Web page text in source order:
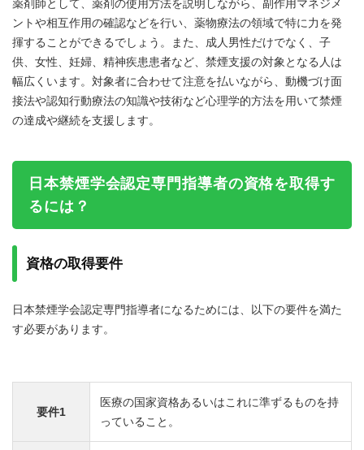
薬剤師として、薬剤の使用方法を説明しながら、副作用マネジメ
ントや相互作用の確認などを行い、薬物療法の領域で特に力を発
揮することができるでしょう。また、成人男性だけでなく、子
供、女性、妊婦、精神疾患患者など、禁煙支援の対象となる人は
幅広くいます。対象者に合わせて注意を払いながら、動機づけ面
接法や認知行動療法の知識や技術など心理学的方法を用いて禁煙
の達成や継続を支援します。
日本禁煙学会認定専門指導者の資格を取得す
るには？
資格の取得要件
日本禁煙学会認定専門指導者になるためには、以下の要件を満た
す必要があります。
要件1
医療の国家資格あるいはこれに準ずるものを持
っていること。